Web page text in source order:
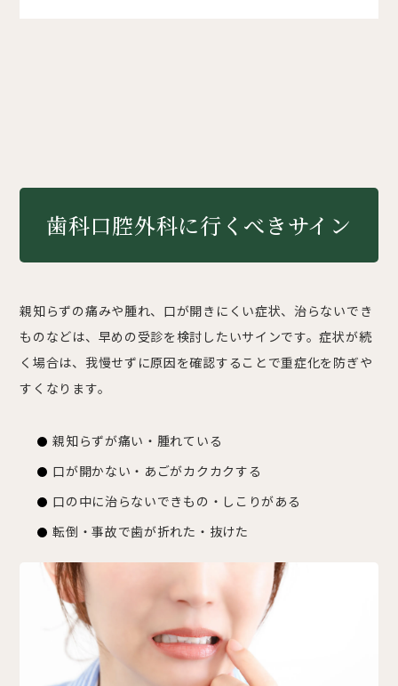
歯科口腔外科に行くべきサイン
親知らずの痛みや腫れ、口が開きにくい症状、治らないでき
ものなどは、早めの受診を検討したいサインです。症状が続
く場合は、我慢せずに原因を確認することで重症化を防ぎや
すくなります。
親知らずが痛い・腫れている
口が開かない・あごがカクカクする
口の中に治らないできもの・しこりがある
転倒・事故で歯が折れた・抜けた